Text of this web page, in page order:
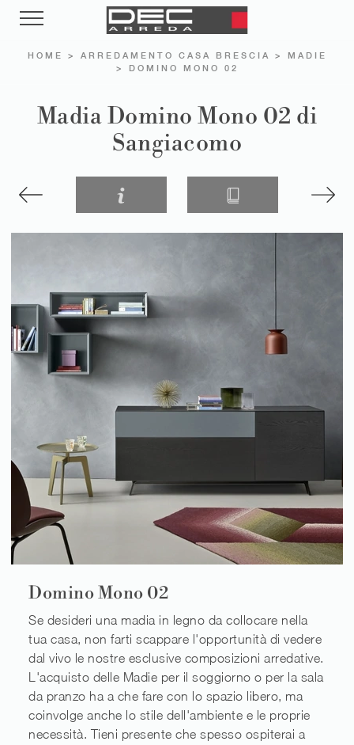
HOME > ARREDAMENTO CASA BRESCIA >
MADIE
>
DOMINO MONO 02
Madia Domino Mono 02 di
Sangiacomo
Domino Mono 02
Se desideri una madia in legno da collocare nella
tua casa, non farti scappare l'opportunità di vedere
dal vivo le nostre esclusive composizioni arredative.
L'acquisto delle Madie per il soggiorno o per la sala
da pranzo ha a che fare con lo spazio libero, ma
coinvolge anche lo stile dell'ambiente e le proprie
necessità. Tieni presente che spesso ospiterai a